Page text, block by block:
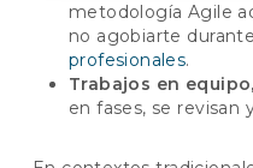
metodología Agile
no agobiarte
profesionales.
Trabajos en equipo,
en fases, se revisan